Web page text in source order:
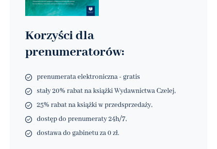
Korzyści dla
prenumeratorów:
prenumerata elektroniczna - gratis
stały 20% rabat na książki Wydawnictwa Czelej,
25% rabat na książki w przedsprzedaży,
dostęp do prenumeraty 24h/7,
dostawa do gabinetu za 0 zł.